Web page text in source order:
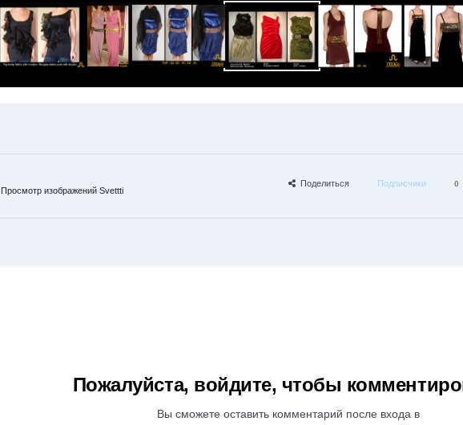
Просмотр изображений Svettti
Поделиться Подписчики 0
Пожалуйста, войдите, чтобы
Вы сможете оставить комментарий после входа в